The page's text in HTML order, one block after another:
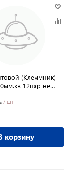
(Клеммник)
12пар не
/ шт
корзину